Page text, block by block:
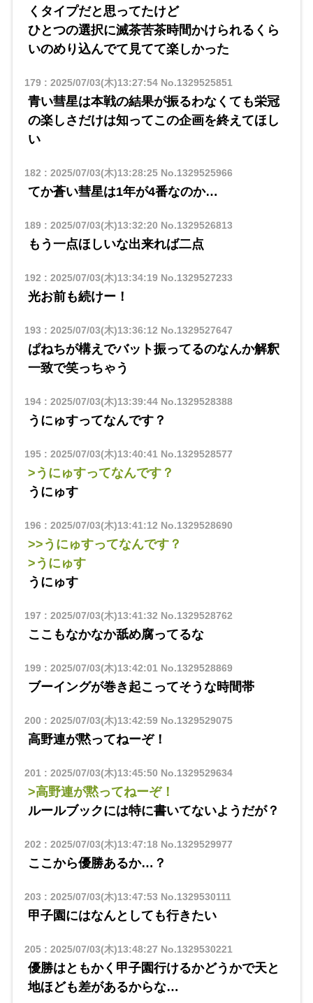
くタイプだと思ってたけど
ひとつの選択に滅茶苦茶時間かけられるくら
いのめり込んでて見てて楽しかった
179: 2025/07/03(木)13:27:54No.1329525851
青い彗星は本戦の結果が振るわなくても栄冠
の楽しさだけは知ってこの企画を終えてほし
い
182 : 2025/07/03(木)13:28:25No.1329525966
てか蒼い彗星は1年が4番なのか…
189: 2025/07/03(木)13:32:20 No.1329526813
もう一点ほしいな出来れば二点
192 : 2025/07/03(木)13:34:19No.1329527233
光お前も続けー！
193 : 2025/07/03(木)13:36:12 No.1329527647
ぱねちが構えでバット振ってるのなんか解釈
一致で笑っちゃう
194: 2025/07/03(木)13:39:44No.1329528388
うにゅすってなんです？
195: 2025/07/03(木)13:40:41 No.1329528577
>うにゅすってなんです？
うにゅす
196 : 2025/07/03(木)13:41:12 No.1329528690
>>うにゅすってなんです？
>うにゅす
うにゅす
197 : 2025/07/03(木)13:41:32 No.1329528762
ここもなかなか舐め腐ってるな
199: 2025/07/03(木)13:42:01 No.1329528869
ブーイングが巻き起こってそうな時間帯
200 : 2025/07/03(木)13:42:59No.1329529075
高野連が黙ってねーぞ！
201 : 2025/07/03(木)13:45:50 No.1329529634
>高野連が黙ってねーぞ！
ルールブックには特に書いてないようだが？
202 : 2025/07/03(木)13:47:18No.1329529977
ここから優勝あるか…？
203 : 2025/07/03(木)13:47:53 No.1329530111
甲子園にはなんとしても行きたい
205: 2025/07/03(木)13:48:27 No.1329530221
優勝はともかく甲子園行けるかどうかで天と
地ほども差があるからな…